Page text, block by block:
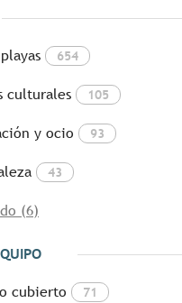
654
culturales 105
y ocio 93
43
(6)
cubierto 71